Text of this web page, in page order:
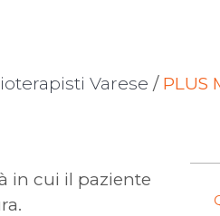
Varese / PLUS
in cui il paziente